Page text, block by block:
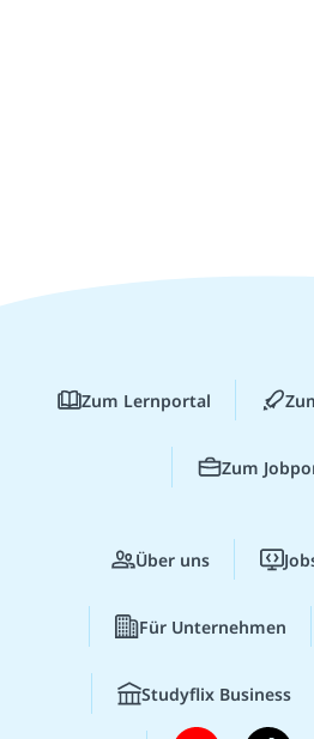
Zum Lernportal
Zum
Über uns
Für Unternehmen
Studyflix Business